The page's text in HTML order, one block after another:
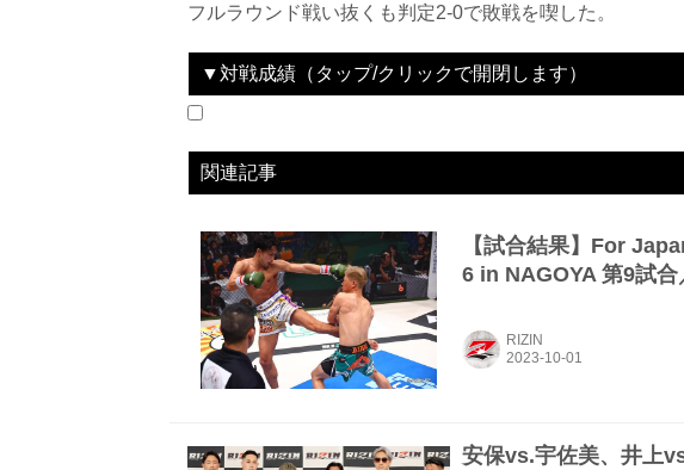
フルラウンド戦い抜くも判定2-0で敗戦を喫した。
▼対戦成績（タップ/クリックで開閉します）
関連記事
【試合結果】For
6 in NAGOYA 第9試
RIZIN
安保vs.宇佐美、井上